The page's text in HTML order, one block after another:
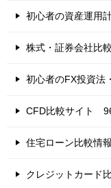
初心者の資産運用
株式・証券会社比
初心者のFX投資法
CFD比較サイト
住宅ローン比較情
クレジットカード